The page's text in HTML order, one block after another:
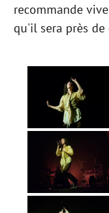
recommande
qu'il sera près de